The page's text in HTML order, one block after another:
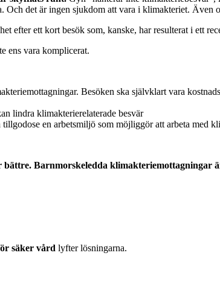
det är ingen sjukdom att vara i klimakteriet. Även
efter ett kort besök som, kanske, har resulterat i ett
ens vara komplicerat.
Besöken ska självklart vara
lindra klimakterierelaterade besvär
en arbetsmiljö som möjliggör att arbeta med
Barnmorskeledda klimakteriemottagningar
säker vård lyfter lösningarna.